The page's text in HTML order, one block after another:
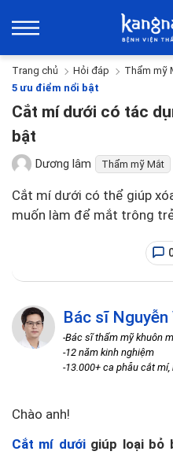
Trang chủ Hỏi đáp Thẩm mỹ
5 ưu điểm nổi bật
Cắt mí dưới có tác
bật
Dương lâm Thẩm mỹ Mắt
Cắt mí dưới có thể giúp
muốn làm để mắt trông
Bác sĩ Nguyễn
-Bác sĩ thẩm mỹ khuôn
-12 năm kinh nghiệm
-13.000+ ca phẫu cắt mí,
Chào anh!
Cắt mí dướigiúp loại bỏ